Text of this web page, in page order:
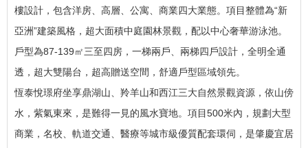
樓設計，包含洋房、高層、公寓、商業四大業態。 項目整體為“新
亞洲”建築風格，超大面積中庭園林景觀，配以中心奢華游泳池。
戶型為87-139㎡三至四房，一梯兩戶、兩梯四戶設計，全明全通
透，超大雙陽台，超高贈送空間，舒適戶型區域領先。
恆泰悅璟府坐享鼎湖山、羚羊山和西江三大自然景觀資源，依山傍
水，紫氣東來，是難得一見的風水寶地。 項目500米內，規劃大型
商業，名校、軌道交通、醫療等城市級優質配套環伺，是肇慶宜居